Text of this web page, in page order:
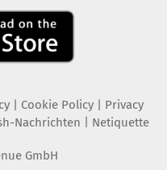
| Cookie Policy| Privacy
Nachrichten | Netiquette
GmbH